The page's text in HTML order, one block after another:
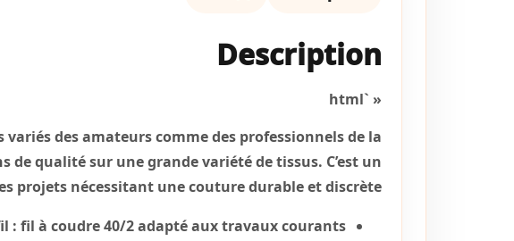
Description
« `html
des amateurs comme des professionnels de la
qualité sur une grande variété de tissus. C’est un
projets nécessitant une couture durable et discrète.
: fil à coudre 40/2 adapté aux travaux courants.